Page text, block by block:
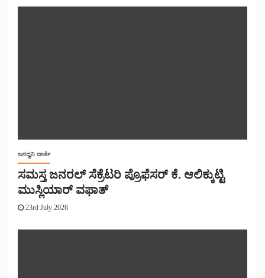
ಜನಧ್ವನಿ ವಾರ್ತೆ
ಸಮಸ್ತ ಜನರಲ್ ಸೆಕ್ರೆಟರಿ ಪ್ರೊಫೆಸರ್ ಕೆ. ಆಲಿಕ್ಕುಟ್ಟಿ
ಮುಸ್ಲಿಯಾರ್ ವಫಾತ್
23rd July 2026